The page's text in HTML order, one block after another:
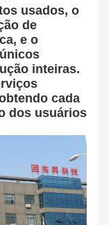
usados, o
de
e o
inteiras.
cada
dos usuários